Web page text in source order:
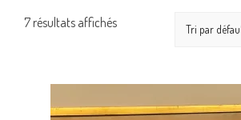
7 résultats affichés